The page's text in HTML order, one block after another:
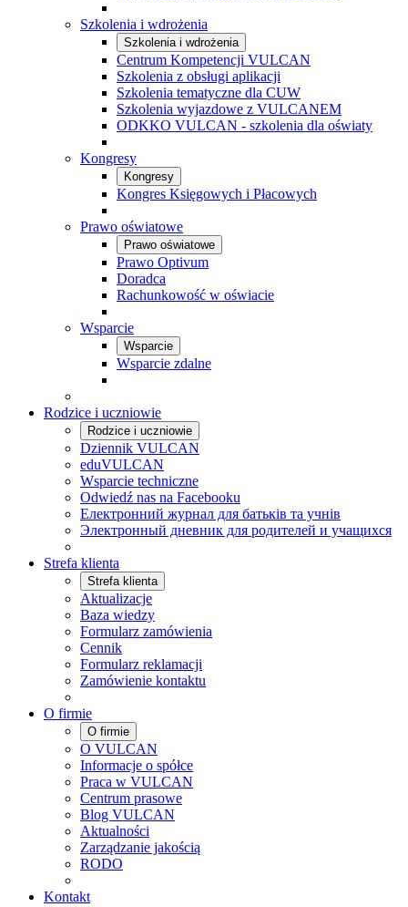
Szkolenia i wdrożenia
Szkolenia i wdrożenia
Centrum Kompetencji VULCAN
Szkolenia z obsługi aplikacji
Szkolenia tematyczne dla CUW
Szkolenia wyjazdowe z VULCANEM
ODKKO VULCAN - szkolenia dla oświaty
Kongresy
Kongresy
Kongres Księgowych i Płacowych
Prawo oświatowe
Prawo oświatowe
Prawo Optivum
Doradca
Rachunkowość w oświacie
Wsparcie
Wsparcie
Wsparcie zdalne
Rodzice i uczniowie
Rodzice i uczniowie
Dziennik VULCAN
eduVULCAN
Wsparcie techniczne
Odwiedź nas na Facebooku
Електронний журнал для батьків та учнів
Электронный дневник для родителей и учащихся
Strefa klienta
Strefa klienta
Aktualizacje
Baza wiedzy
Formularz zamówienia
Cennik
Formularz reklamacji
Zamówienie kontaktu
O firmie
O firmie
O VULCAN
Informacje o spółce
Praca w VULCAN
Centrum prasowe
Blog VULCAN
Aktualności
Zarządzanie jakością
RODO
Kontakt